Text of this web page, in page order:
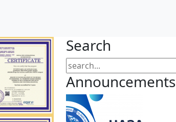
Search
Announcements